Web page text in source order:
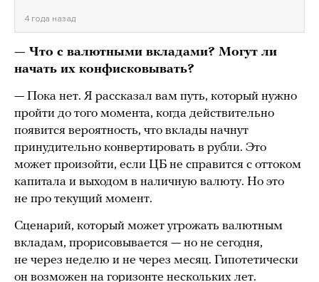
4 года назад
— Что с валютными вкладами? Могут ли
начать их конфисковывать?
— Пока нет. Я рассказал вам путь, который нужно
пройти до того момента, когда действительно
появится вероятность, что вклады начнут
принудительно конвертировать в рубли. Это
может произойти, если ЦБ не справится с оттоком
капитала и выходом в наличную валюту. Но это
не про текущий момент.
Сценарий, который может угрожать валютным
вкладам, прорисовывается — но не сегодня,
не через неделю и не через месяц. Гипотетически
он возможен на горизонте нескольких лет.